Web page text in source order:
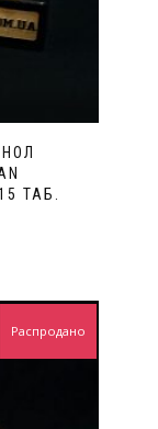
ТАБ.
Распродано